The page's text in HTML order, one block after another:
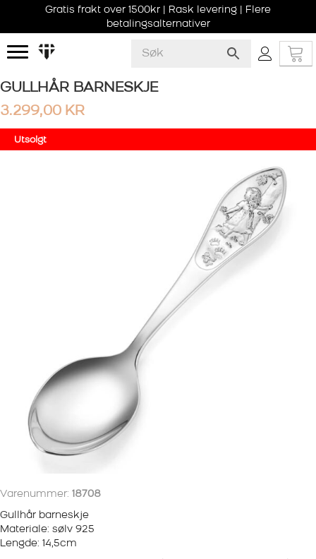
Gratis frakt over 1500kr | Rask levering | Flere
betalingsalternativer
GULLHÅR BARNESKJE
3.299,00 KR
Utsolgt
Varenummer: 18708
Gullhår barneskje
Materiale: sølv 925
Lengde: 14,5cm